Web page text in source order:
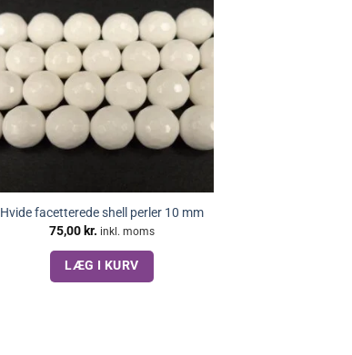
Hvide facetterede shell perler 10 mm
75,00 kr. inkl. moms
LÆG I KURV